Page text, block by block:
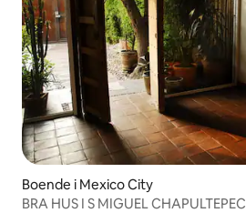
Boende i Mexico City
BRA HUS I S MIGUEL CHAPULTEPEC